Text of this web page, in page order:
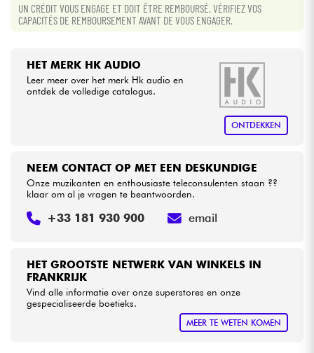
Bekijk onze merken
UN CRÉDIT VOUS ENGAGE ET DOIT ÊTRE REMBOURSÉ. VÉRIFIEZ VOS
CAPACITÉS DE REMBOURSEMENT AVANT DE VOUS ENGAGER.
HET MERK HK AUDIO
Leer meer over het merk Hk audio en
ontdek de volledige catalogus.
ONTDEKKEN
HET GROOTSTE NETWERK VAN WINKELS IN
FRANKRIJK
Vind alle informatie over onze superstores en onze
gespecialiseerde boetieks.
MEER TE WETEN KOMEN
NEEM CONTACT OP MET EEN DESKUNDIGE
Onze muzikanten en enthousiaste teleconsulenten staan ??
klaar om al je vragen te beantwoorden.
+33 181 930 900 email